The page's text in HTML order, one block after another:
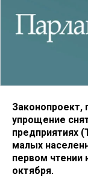
упрощение
предприятиях
малых
первом чтении
октября.